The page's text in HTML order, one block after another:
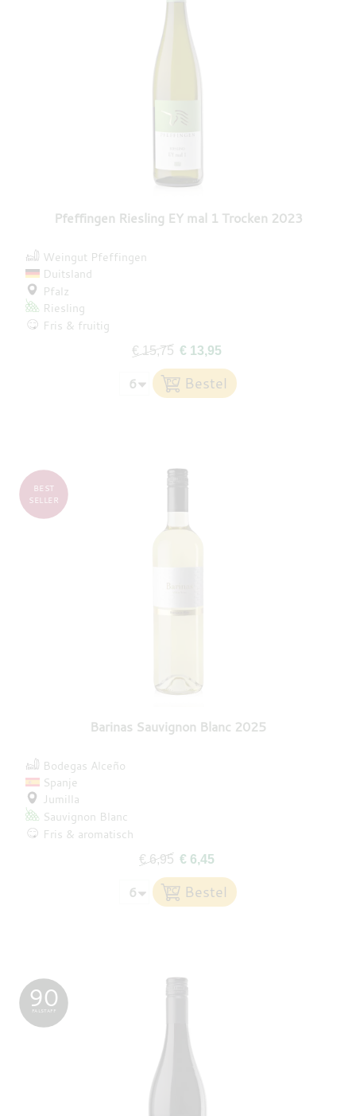
Pfeffingen Riesling EY mal 1 Trocken 2023
Weingut Pfeffingen
Duitsland
Pfalz
Riesling
Fris & fruitig
€ 15,75 € 13,95
Barinas Sauvignon Blanc 2025
BEST
SELLER
Bodegas Alceño
Spanje
Jumilla
Sauvignon Blanc
Fris & aromatisch
€ 6,95 € 6,45
90
FALSTAFF